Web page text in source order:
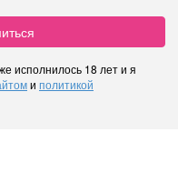
исполнилось 18 лет и я
и политикой